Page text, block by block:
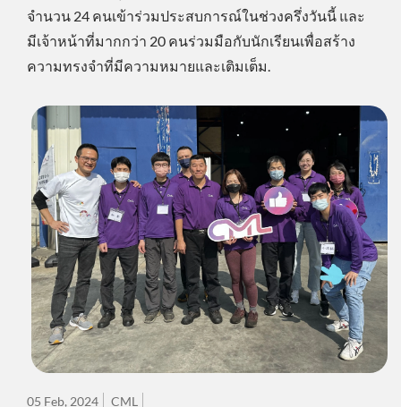
จำนวน 24 คนเข้าร่วมประสบการณ์ในช่วงครึ่งวันนี้ และ
มีเจ้าหน้าที่มากกว่า 20 คนร่วมมือกับนักเรียนเพื่อสร้าง
ความทรงจำที่มีความหมายและเติมเต็ม.
05 Feb, 2024 CML